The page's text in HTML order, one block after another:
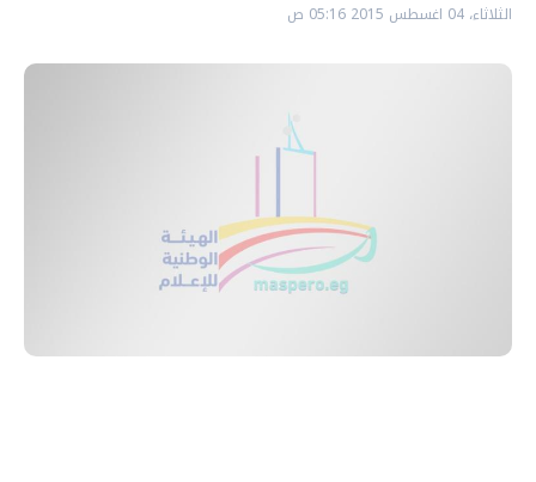
الثلاثاء، 04 اغسطس 2015 05:16 ص